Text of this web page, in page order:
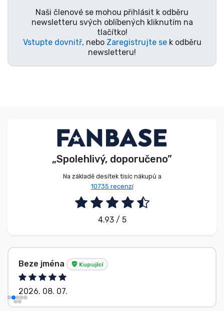
Naši členové se mohou přihlásit k odběru
newsletteru svých oblíbených kliknutím na
tlačítko!
Vstupte dovnitř, nebo Zaregistrujte sek odběru
newsletteru!
„Spolehlivý, doporučeno”
Na základě desítek tisíc nákupů a
10735 recenzí
4.93 / 5
Beze jména Kupující
2026. 08. 07.
Typy produktů